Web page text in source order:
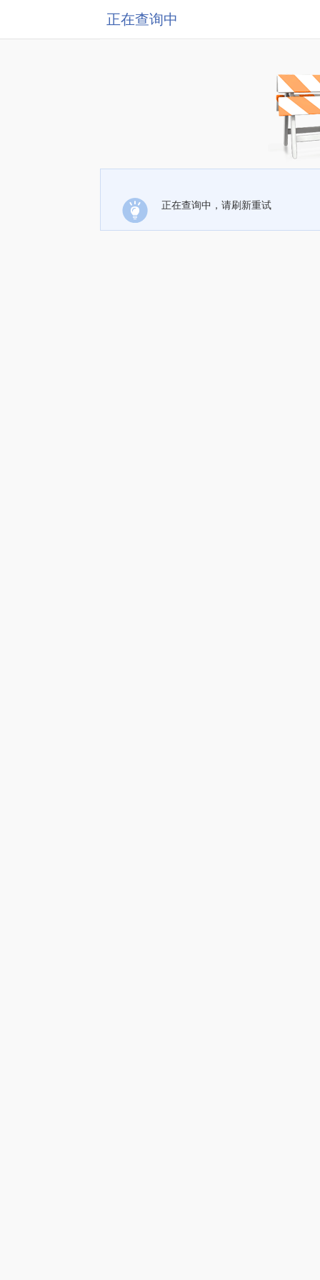
正在查询中
正在查询中，请刷新重试